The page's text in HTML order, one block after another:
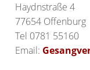
Haydnstraße 4
77654 Offenburg
Tel 0781 55160
Email: